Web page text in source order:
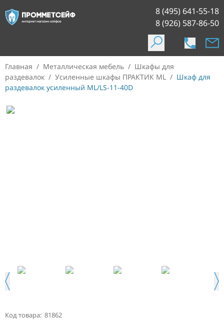
8 (495) 641-55-18
8 (926) 587-86-50
Главная / Металлическая мебель / Шкафы для
раздевалок / Усиленные шкафы ПРАКТИК ML / Шкаф для
раздевалок усиленный ML/LS-11-40D
Код товара: 81862